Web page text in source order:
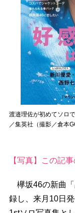
渡邉理佐が初めてソロ
／集英社（撮影／倉本
【写真】この記
欅坂46の新曲「
録し、来月10日